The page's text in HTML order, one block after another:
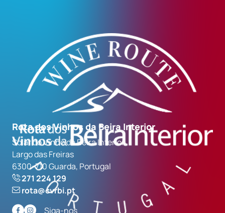
Rota dos Vinhos da Beira Interior
Solar do Vinho da Beira Interior
Largo das Freiras
6300-710 Guarda, Portugal
271 224 129
rota@cvrbi.pt
Siga-nos